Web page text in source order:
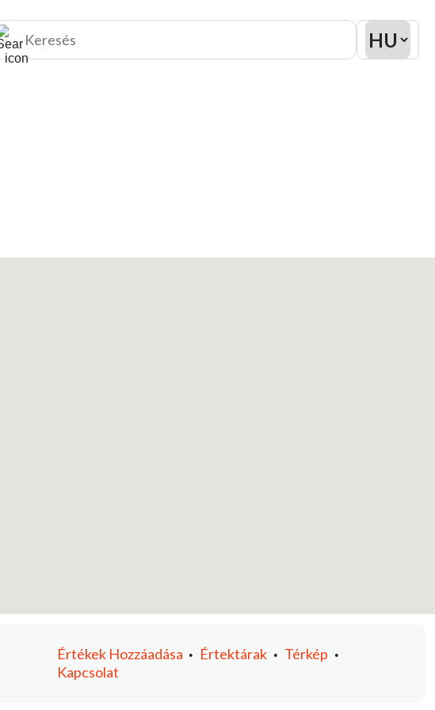
Értékek Hozzáadása • Értektárak • Térkép •
Kapcsolat